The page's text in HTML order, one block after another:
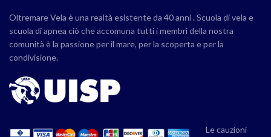
Oltremare Vela è una realtà esistente da 40 anni . Scuola di vela e
scuola di apnea ciò che accomuna tutti i membri della nostra
comunità è la passione per il mare, per la scoperta e per la
condivisione.
Le cauzioni